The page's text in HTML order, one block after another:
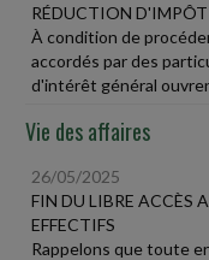
RÉDUCTION
À condition de
accordés par des
d'intérêt général
Vie des affaires
26/05/2025
FIN DU LIBRE ACCÈS
EFFECTIFS
Rappelons que toute